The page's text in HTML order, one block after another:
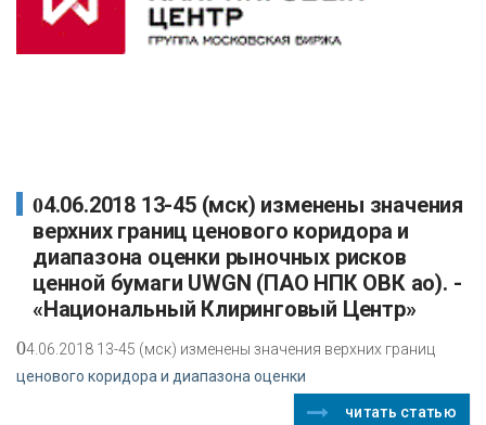
04.06.2018 13-45 (мск) изменены значения
верхних границ ценового коридора и
диапазона оценки рыночных рисков
ценной бумаги UWGN (ПАО НПК ОВК ао). -
«Национальный Клиринговый Центр»
04.06.2018 13-45 (мск) изменены значения верхних границ
ценового коридора и диапазона оценки
читать статью